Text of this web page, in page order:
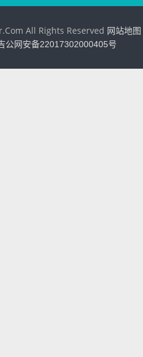
All Rights Reserved 网站地图
公网安备22017302000405号